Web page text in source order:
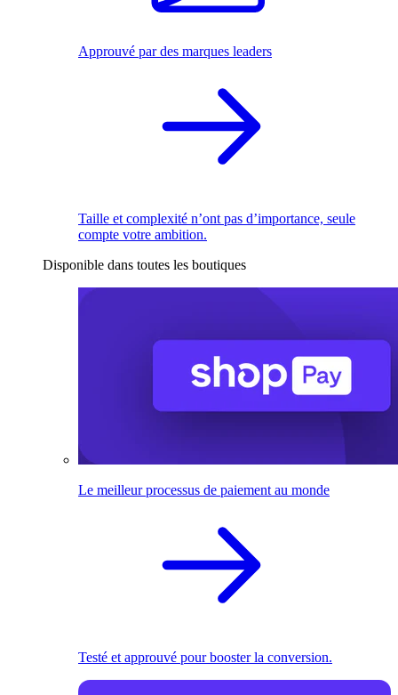
Approuvé par des marques leaders
Taille et complexité n’ont pas d’importance, seule
compte votre ambition.
Disponible dans toutes les boutiques
Le meilleur processus de paiement au monde
Testé et approuvé pour booster la conversion.